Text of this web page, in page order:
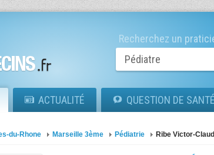
Recherchez un
ACTUALITÉ QUESTION DE SANTÉ
du-Rhone Marseille 3ème Pédiatrie Ribe Victor-